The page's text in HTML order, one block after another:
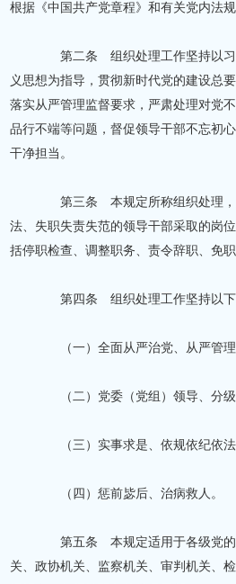
根据《中国共产党章程》和有关党内法规
第二条 组织处理工作坚持以习
义思想为指导，贯彻新时代党的建设总
落实从严管理监督要求，严肃处理对党
品行不端等问题，督促领导干部不忘初
干净担当。
第三条 本规定所称组织处理，
法、失职失责失范的领导干部采取的岗
括停职检查、调整职务、责令辞职、免职
第四条 组织处理工作坚持以下
（一）全面从严治党、从严管理
（二）党委（党组）领导、分级
（三）实事求是、依规依纪依法
（四）惩前毖后、治病救人。
第五条 本规定适用于各级党的
关、政协机关、监察机关、审判机关、